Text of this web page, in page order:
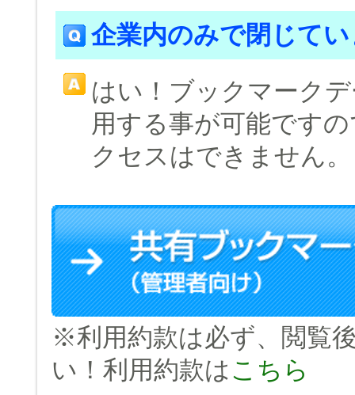
企業内のみで閉じて
はい！ブックマーク
用する事が可能です
クセスはできません。
※利用約款は必ず、閲覧
い！利用約款はこちら